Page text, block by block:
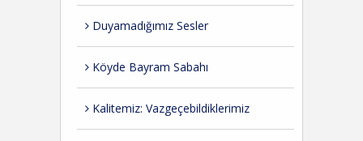
Duyamadığımız Sesler
Köyde Bayram Sabahı
Kalitemiz: Vazgeçebildiklerimiz